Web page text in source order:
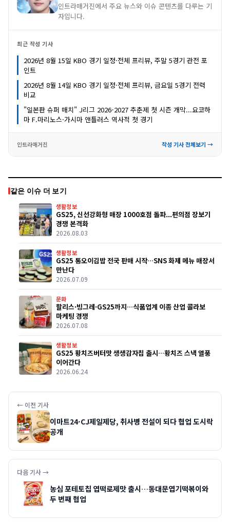
인트라매거진에서 주요 뉴스와 이슈 콘텐츠를 다루는 기
자입니다.
최근 작성 기사
2026년 8월 15일 KBO 경기 일정·전체 프리뷰, 주말 5경기 관전 포
인트
2026년 8월 14일 KBO 경기 일정·전체 프리뷰, 금요일 5경기 전력
비교
"일본판 슈퍼 매치" J리그 2026-2027 추춘제 첫 시즌 개막...요코하
마 F.마리노스·가시마 앤틀러스 역사적 첫 경기
인트라매거진 작성 기사 전체보기 →
같은 이슈 더 보기
생활정보
GS25, 신선강화형 매장 1000호점 돌파...편의점 장보기
경쟁 본격화
2026.08.03
생활정보
GS25 통오이김밥 전국 판매 시작…SNS 화제 메뉴 매장서
만난다
2026.07.09
문화
할리스·빙그레·GS25까지…식품업계 이종 산업 콜라보
마케팅 경쟁
2026.07.08
생활정보
GS25 황치즈버터맛 생생감자칩 출시…황치즈 스낵 열풍
이어간다
2026.06.24
← 이전 기사
이마트24·CJ제일제당, 취사병 전설이 되다 협업 도시락
공개
다음 기사 →
농심 포테토칩 엽떡로제맛 출시…동대문엽기떡볶이와
두 번째 협업